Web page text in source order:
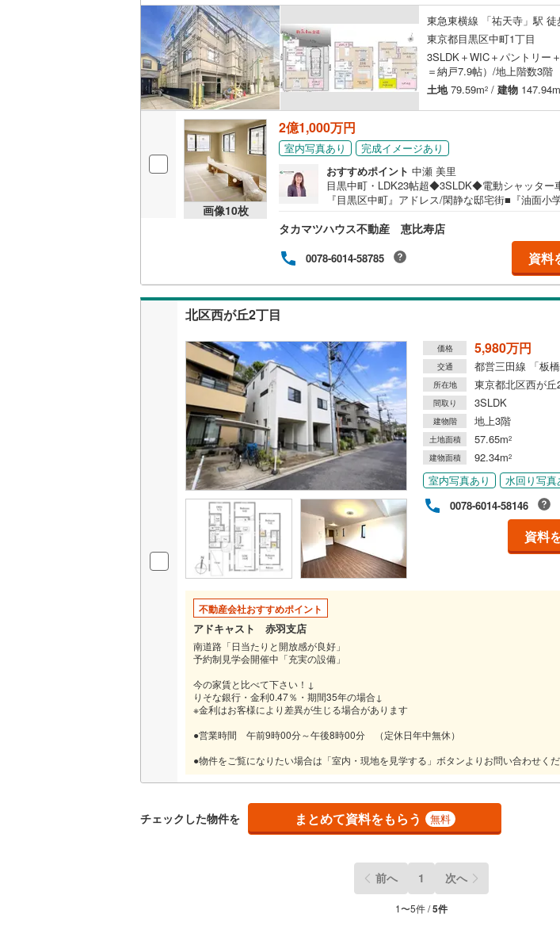
東急東横線 「祐天寺」駅 徒
東京都目黒区中町1丁目
3SLDK＋WIC＋パントリー
＝納戸7.9帖）/地上階数3階
土地79.59m2 / 建物 147.94m
画像10枚
2億1,000万円
室内写真あり
完成イメージあり
おすすめポイント 中瀬 美里
目黒中町・LDK23帖超◆3SLDK◆電動シャッタ
『目黒区中町』アドレス/閑静な邸宅街■『油面小
避難所になる学校や病院と同等強度■3SLDK*＋車
高3.3m＋南高窓・スタディコーナー・床暖房2面
のプライバシーに配慮■各室・納戸6帖以上＆収納
IC等収納豊富■洋室6.4帖＋ステージロフト4帖/フ
ップ付■ガレージ/電動シャッター・水栓・EV車
タカマツハウス不動産 恵比寿店
0078-6014-58785 資料
北区西が丘2丁目
価格 5,980万円
交通 都営三田線 「板
所在地 東京都北区西が丘
間取り 3SLDK
建物階 地上3階
土地面積 57.65m2
建物面積 92.34m2
室内写真あり
水回り写真
0078-6014-58146
資料
不動産会社おすすめポイント
アドキャスト 赤羽支店
南道路「日当たりと開放感が良好」
予約制見学会開催中「充実の設備」
今の家賃と比べて下さい！↓
りそな銀行・金利0.47％・期間35年の場合↓
※金利はお客様により差異が生じる場合があります
●営業時間 午前9時00分～午後8時00分 （定休日年中無休）
●物件をご覧になりたい場合は「室内・現地を見学する」ボタンよりお問い合わせくだ
チェックした物件を まとめて資料をもらう 無料
前へ 1 次へ
1〜5件 /5件